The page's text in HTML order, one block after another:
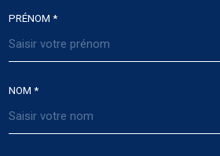
PRÉNOM *
NOM *